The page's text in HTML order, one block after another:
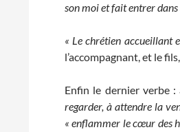
son moi et fait entrer dans
« Le chrétien accueillant
l’accompagnant, et le
Enfin le dernier verbe :
regarder, à attendre la
« enflammer le cœur des